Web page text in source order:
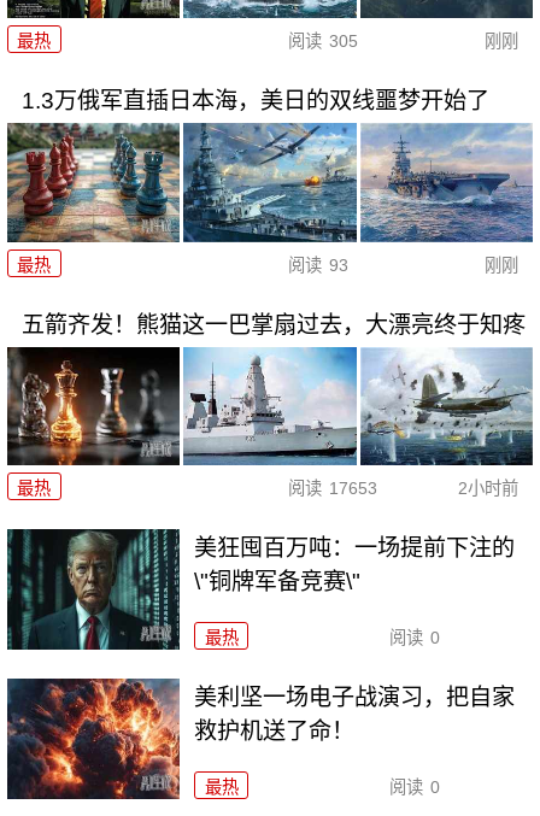
最热 阅读 305 刚刚
1.3万俄军直插日本海，美日的双线噩梦开始了
最热 阅读 93 刚刚
五箭齐发！熊猫这一巴掌扇过去，大漂亮终于知疼
最热 阅读 17653 2小时前
美狂囤百万吨：一场提前下注的
\"铜牌军备竞赛\"
最热 阅读 0
美利坚一场电子战演习，把自家
救护机送了命！
最热 阅读 0